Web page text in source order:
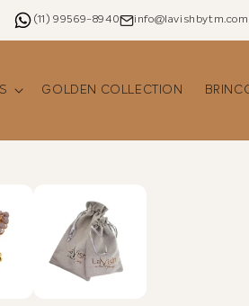
(11) 99569-8940 info@lavishbytm.com
GOLDEN COLLECTION